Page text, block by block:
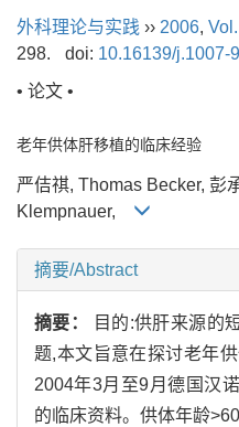
外科理论与实践 ›› 2006,
298.
doi: 10.16139/j.1007-
• 论文 •
老年供体肝移植的临床经验
严佶祺, Thomas Becker, 彭
Klempnauer,
摘要/Abstract
摘要：
目的:供肝来源的
题,本文旨意在探讨老年
2004年3月至9月德国汉
的临床资料。供体年龄